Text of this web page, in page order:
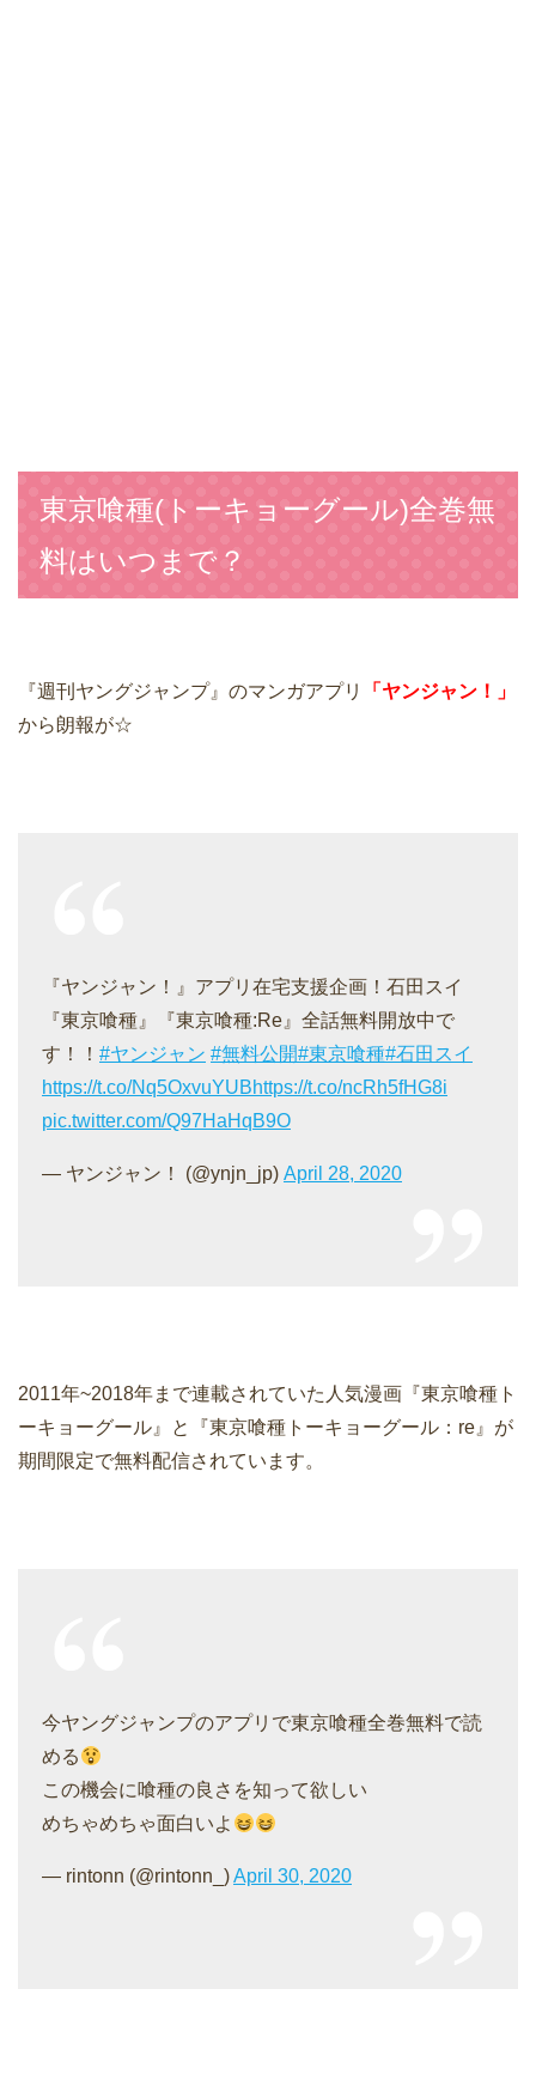
東京喰種(トーキョーグール)全巻無
料はいつまで？
『週刊ヤングジャンプ』のマンガアプリ
「ヤンジャン！」
から朗報が☆
『ヤンジャン！』アプリ在宅支援企画！石田スイ
『東京喰種』『東京喰種:Re』全話無料開放中で
す！！ #ヤンジャン #無料公開#東京喰種#石田スイ
https://t.co/Nq5OxvuYUBhttps://t.co/ncRh5fHG8i
pic.twitter.com/Q97HaHqB9O
— ヤンジャン！ (@ynjn_jp) April 28, 2020
2011年~2018年まで連載されていた人気漫画『東京喰種ト
ーキョーグール』と『東京喰種トーキョーグール：re』が
期間限定で無料配信されています。
今ヤングジャンプのアプリで東京喰種全巻無料で読
める
この機会に喰種の良さを知って欲しい
めちゃめちゃ面白いよ
— rintonn (@rintonn_)April 30, 2020